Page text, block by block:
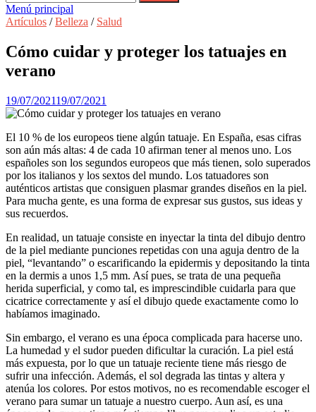
Menú principal
Artículos /Belleza / Salud
Cómo cuidar y proteger los tatuajes en
verano
19/07/202119/07/2021
El 10 % de los europeos tiene algún tatuaje. En España, esas cifras
son aún más altas: 4 de cada 10 afirman tener al menos uno. Los
españoles son los segundos europeos que más tienen, solo superados
por los italianos y los sextos del mundo. Los tatuadores son
auténticos artistas que consiguen plasmar grandes diseños en la piel.
Para mucha gente, es una forma de expresar sus gustos, sus ideas y
sus recuerdos.
En realidad, un tatuaje consiste en inyectar la tinta del dibujo dentro
de la piel mediante punciones repetidas con una aguja dentro de la
piel, “levantando” o escarificando la epidermis y depositando la tinta
en la dermis a unos 1,5 mm. Así pues, se trata de una pequeña
herida superficial, y como tal, es imprescindible cuidarla para que
cicatrice correctamente y así el dibujo quede exactamente como lo
habíamos imaginado.
Sin embargo, el verano es una época complicada para hacerse uno.
La humedad y el sudor pueden dificultar la curación. La piel está
más expuesta, por lo que un tatuaje reciente tiene más riesgo de
sufrir una infección. Además, el sol degrada las tintas y altera y
atenúa los colores. Por estos motivos, no es recomendable escoger el
verano para sumar un tatuaje a nuestro cuerpo. Aun así, es una